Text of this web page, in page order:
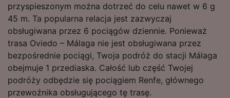
przyspieszonym można dotrzeć do celu nawet w 6 g
45 m. Ta popularna relacja jest zazwyczaj
obsługiwana przez 6 pociągów dziennie. Ponieważ
trasa Oviedo – Málaga nie jest obsługiwana przez
bezpośrednie pociągi, Twoja podróż do stacji Málaga
obejmuje 1 przediaska. Całość lub część Twojej
podróży odbędzie się pociągiem Renfe, głównego
przewoźnika obsługującego tę trasę.